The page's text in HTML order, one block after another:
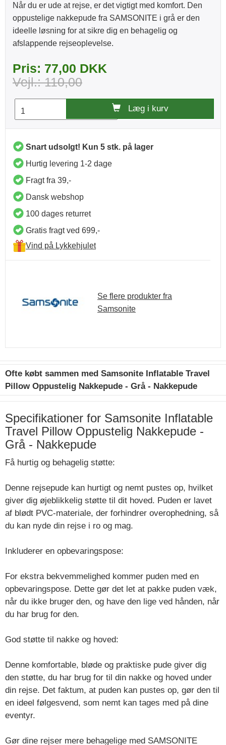
Når du er ude at rejse, er det vigtigt med komfort. Den
oppustelige nakkepude fra SAMSONITE i grå er den
ideelle løsning for at sikre dig en behagelig og
afslappende rejseoplevelse.
Pris: 77,00 DKK
Vejl.: 110,00
Læg i kurv
Snart udsolgt! Kun 5 stk. på lager
Hurtig levering 1-2 dage
Fragt fra 39,-
Dansk webshop
100 dages returret
Gratis fragt ved 699,-
Vind på Lykkehjulet
Se flere produkter fra
Samsonite
Ofte købt sammen med Samsonite Inflatable Travel
Pillow Oppustelig Nakkepude - Grå - Nakkepude
Specifikationer for Samsonite Inflatable
Travel Pillow Oppustelig Nakkepude -
Grå - Nakkepude
Få hurtig og behagelig støtte:
Denne rejsepude kan hurtigt og nemt pustes op, hvilket
giver dig øjeblikkelig støtte til dit hoved. Puden er lavet
af blødt PVC-materiale, der forhindrer overophedning, så
du kan nyde din rejse i ro og mag.
Inkluderer en opbevaringspose:
For ekstra bekvemmelighed kommer puden med en
opbevaringspose. Dette gør det let at pakke puden væk,
når du ikke bruger den, og have den lige ved hånden, når
du har brug for den.
God støtte til nakke og hoved:
Denne komfortable, bløde og praktiske pude giver dig
den støtte, du har brug for til din nakke og hoved under
din rejse. Det faktum, at puden kan pustes op, gør den til
en ideel følgesvend, som nemt kan tages med på dine
eventyr.
Gør dine rejser mere behagelige med SAMSONITE